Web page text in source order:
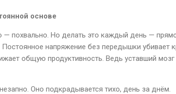
основе
— похвально. Но делать это каждый день —
напряжение без передышки убивает
общую продуктивность. Ведь уставший
Оно подкрадывается тихо, день за днём.